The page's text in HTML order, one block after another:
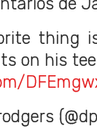
thing
on his